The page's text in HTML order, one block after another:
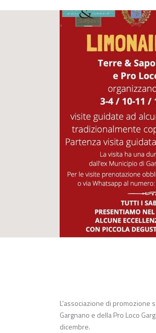
L’associazione di promozione
Gargnano e della Pro Loco
dicembre.